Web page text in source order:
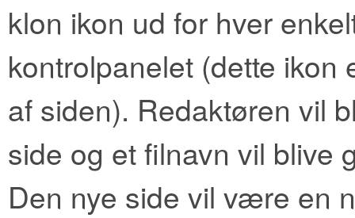
klon ikon ud for hver
kontrolpanelet (dette
af siden). Redaktøren vil
side og et filnavn vil blive
Den nye side vil være en